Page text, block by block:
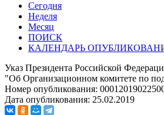
Сегодня
Неделя
Месяц
ПОИСК
КАЛЕНДАРЬ
Указ Президента Российской
"Об Организационном комитете по
Номер опубликования:
Дата опубликования: 25.02.2019